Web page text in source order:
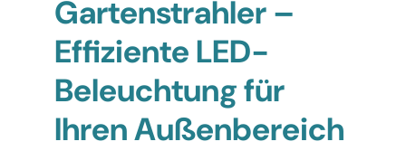
Gartenstrahler –
Effiziente LED-
Beleuchtung für
Ihren Außenbereich